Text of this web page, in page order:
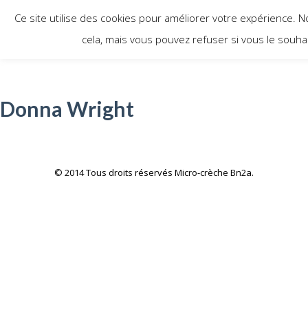
Donna Wright
© 2014 Tous droits réservés Micro-crèche Bn2a.
Ce site utilise des cookies pour améliorer votre expérience.
cela, mais vous pouvez refuser si vous le